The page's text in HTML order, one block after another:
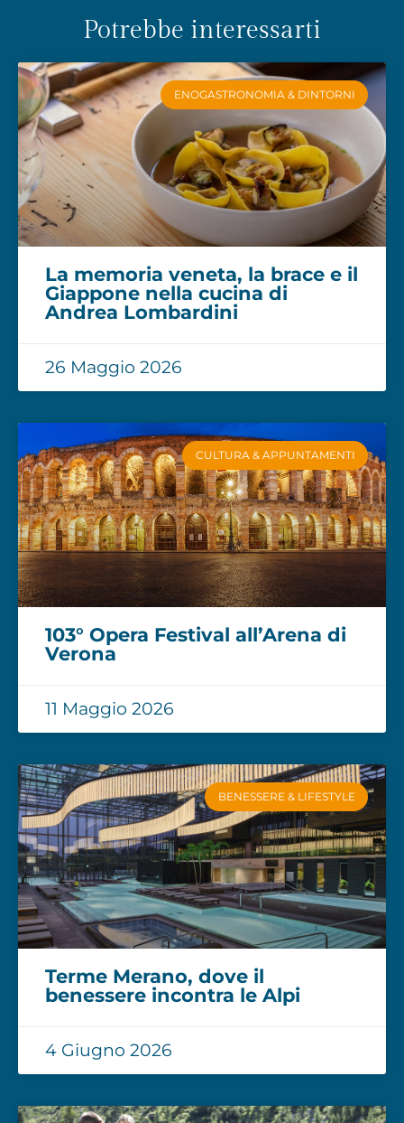
Potrebbe interessarti
ENOGASTRONOMIA & DINTORNI
La memoria veneta, la brace e il
Giappone nella cucina di
Andrea Lombardini
26 Maggio 2026
CULTURA & APPUNTAMENTI
103° Opera Festival all’Arena di
Verona
11 Maggio 2026
BENESSERE & LIFESTYLE
Terme Merano, dove il
benessere incontra le Alpi
4 Giugno 2026